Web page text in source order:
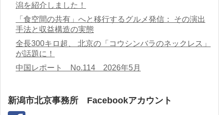
潟を紹介しました！
「食空間の共有」へと移行するグルメ発信： その演出
手法と収益構造の実態
全長300キロ超、 北京の「コウシンバラのネックレス」
が話題に！
中国レポート No.114 2026年5月
新潟市北京事務所 Facebookアカウント